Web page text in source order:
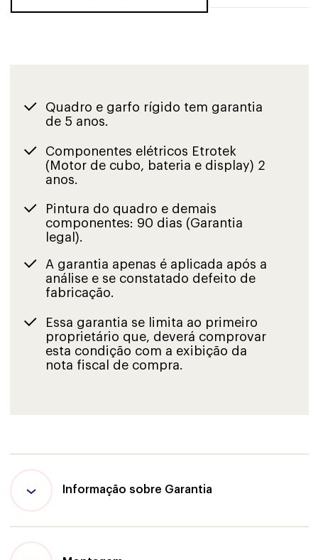
Quadro e garfo rígido tem garantia
de 5 anos.
Componentes elétricos Etrotek
(Motor de cubo, bateria e display) 2
anos.
Pintura do quadro e demais
componentes: 90 dias (Garantia
legal).
A garantia apenas é aplicada após a
análise e se constatado defeito de
fabricação.
Essa garantia se limita ao primeiro
proprietário que, deverá comprovar
esta condição com a exibição da
nota fiscal de compra.
Informação sobre Garantia